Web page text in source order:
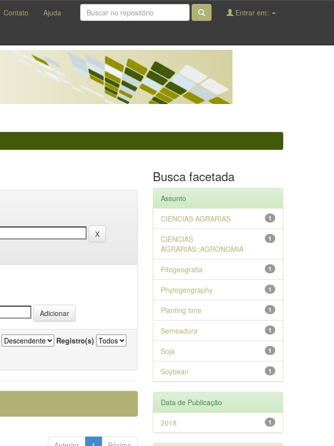
Contato Ajuda Entrar em:
Registro(s)
Busca facetada
Assunto
1
CIENCIAS AGRARIAS
1
CIENCIAS
AGRARIAS::AGRONOMIA
1
Fitogeografia
1
Phytogeography
1
Planting time
1
Semeadura
1
Soja
1
Soybean
Data de Publicação
1
2018